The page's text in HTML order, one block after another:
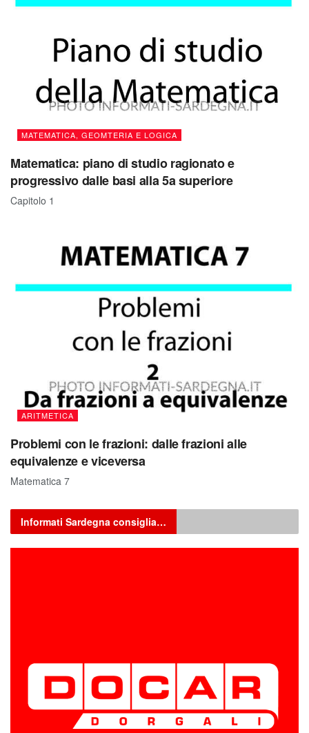
MATEMATICA, GEOMTERIA E LOGICA
Matematica: piano di studio ragionato e
progressivo dalle basi alla 5a superiore
Capitolo 1
ARITMETICA
Problemi con le frazioni: dalle frazioni alle
equivalenze e viceversa
Matematica 7
Informati Sardegna consiglia…